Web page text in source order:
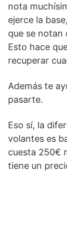
nota
ejerce la
que se notan
Esto hace
recuperar
Además te
pasarte.
Eso sí, la
volantes es
cuesta 250€
tiene un